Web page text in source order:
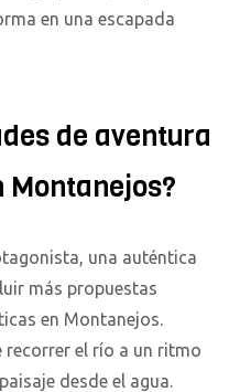
en una escapada
de aventura
Montanejos?
una auténtica
más propuestas
en Montanejos.
recorrer el río a un ritmo
desde el agua.